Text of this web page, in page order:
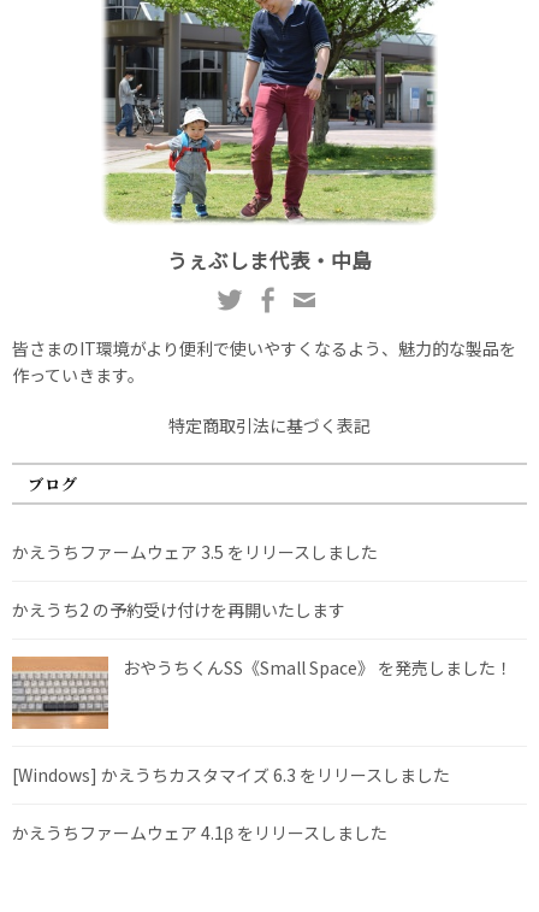
うぇぶしま代表・中島
皆さまのIT環境がより便利で使いやすくなるよう、魅力的な製品を
作っていきます。
特定商取引法に基づく表記
ブログ
かえうちファームウェア 3.5 をリリースしました
かえうち2 の予約受け付けを再開いたします
おやうちくんSS《Small Space》 を発売しました！
[Windows] かえうちカスタマイズ 6.3 をリリースしました
かえうちファームウェア 4.1β をリリースしました